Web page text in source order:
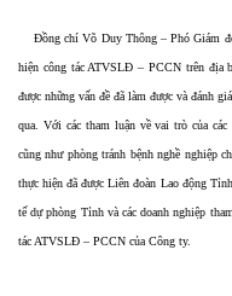
Đồng chí Võ Duy Thông – Phó Giám
hiện công tác ATVSLĐ – PCCN trên địa
được những vấn đề đã làm được và đánh
qua. Với các tham luận về vai trò của
cũng như phòng tránh bệnh nghề nghiệp
thực hiện đã được Liên đoàn Lao động
tế dự phòng Tỉnh và các doanh nghiệp
tác ATVSLĐ – PCCN của Công ty.